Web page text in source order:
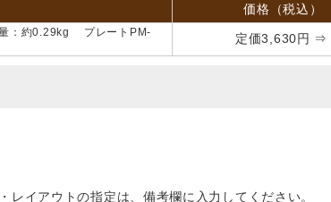
価格（税込）
：約0.29kg プレートPM-
定価3,630円 ⇒
イアウトの指定は、備考欄に入力してください。